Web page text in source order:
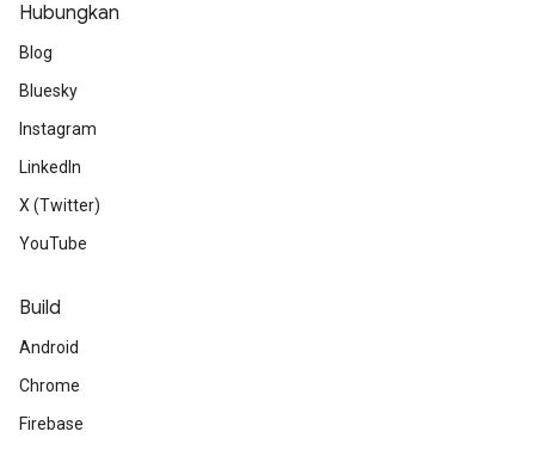
Hubungkan
Blog
Bluesky
Instagram
LinkedIn
X (Twitter)
YouTube
Build
Android
Chrome
Firebase